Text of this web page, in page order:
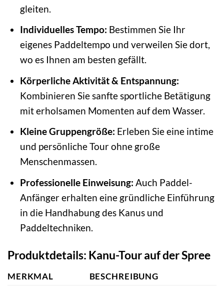
gleiten.
Individuelles Tempo: Bestimmen Sie Ihr
eigenes Paddeltempo und verweilen Sie dort,
wo es Ihnen am besten gefällt.
Körperliche Aktivität & Entspannung:
Kombinieren Sie sanfte sportliche Betätigung
mit erholsamen Momenten auf dem Wasser.
Kleine Gruppengröße: Erleben Sie eine intime
und persönliche Tour ohne große
Menschenmassen.
Professionelle Einweisung: Auch Paddel-
Anfänger erhalten eine gründliche Einführung
in die Handhabung des Kanus und
Paddeltechniken.
Produktdetails: Kanu-Tour auf der Spree
MERKMAL BESCHREIBUNG